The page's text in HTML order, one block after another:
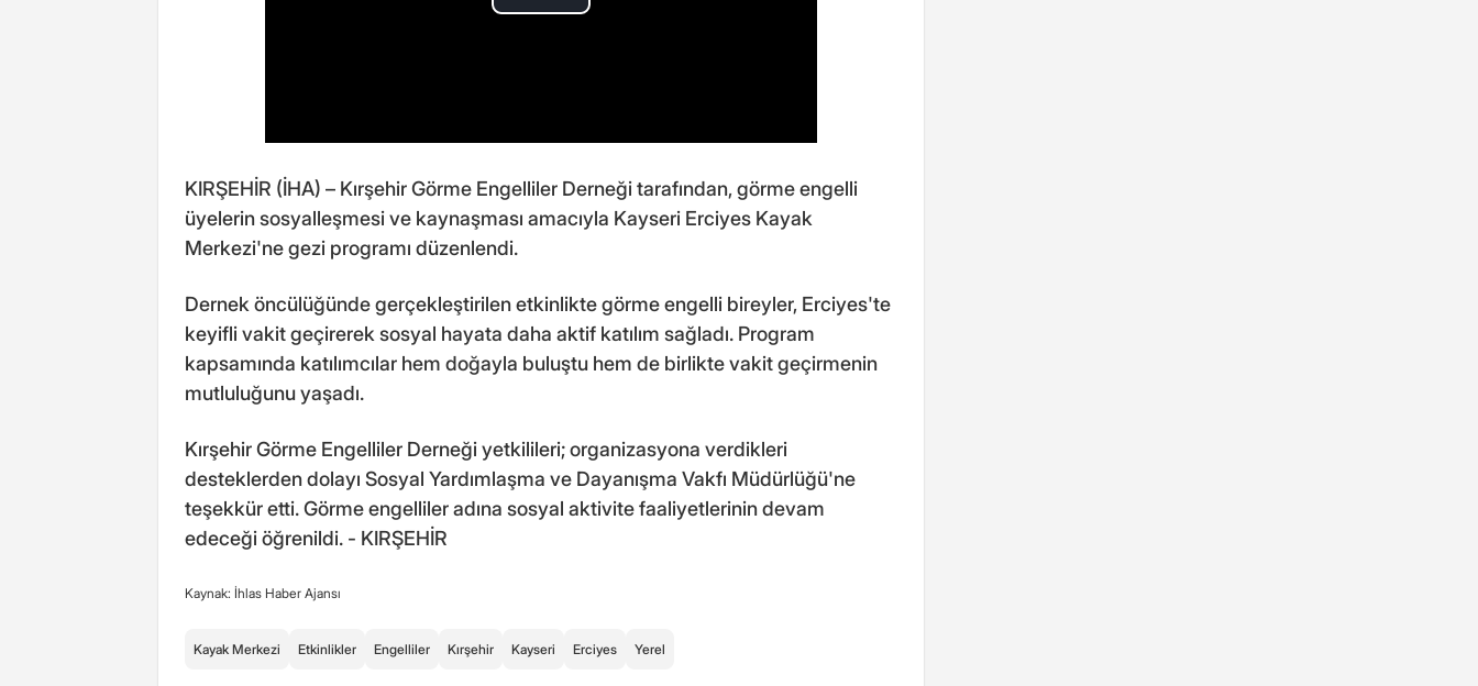
KIRŞEHİR (İHA) – Kırşehir Görme Engelliler Derneği tarafından, görme engelli
üyelerin sosyalleşmesi ve kaynaşması amacıyla Kayseri Erciyes Kayak
Merkezi'ne gezi programı düzenlendi.
Dernek öncülüğünde gerçekleştirilen etkinlikte görme engelli bireyler, Erciyes'te
keyifli vakit geçirerek sosyal hayata daha aktif katılım sağladı. Program
kapsamında katılımcılar hem doğayla buluştu hem de birlikte vakit geçirmenin
mutluluğunu yaşadı.
Kırşehir Görme Engelliler Derneği yetkilileri; organizasyona verdikleri
desteklerden dolayı Sosyal Yardımlaşma ve Dayanışma Vakfı Müdürlüğü'ne
teşekkür etti. Görme engelliler adına sosyal aktivite faaliyetlerinin devam
edeceği öğrenildi. - KIRŞEHİR
Kaynak: İhlas Haber Ajansı
Kayak Merkezi Etkinlikler Engelliler Kırşehir Kayseri Erciyes Yerel